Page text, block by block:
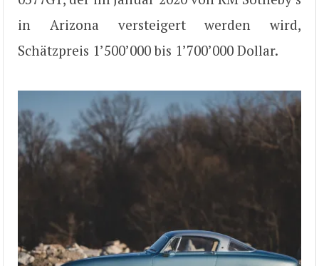
in Arizona versteigert werden wird,
Schätzpreis 1’500’000 bis 1’700’000 Dollar.